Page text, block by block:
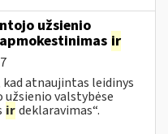
užsienio
ir
atnaujintas leidinys
valstybėse
irdeklaravimas“.